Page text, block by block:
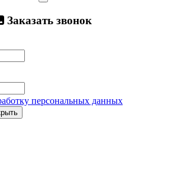
Заказать звонок
персональных данных